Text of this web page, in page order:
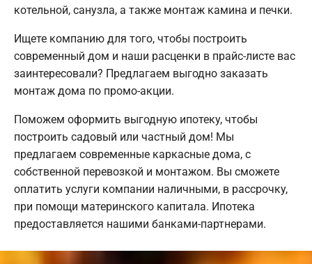
котельной, санузла, а также монтаж камина и печки.
Ищете компанию для того, чтобы построить
современный дом и наши расценки в прайс-листе вас
заинтересовали? Предлагаем выгодно заказать
монтаж дома по промо-акции.
Поможем оформить выгодную ипотеку, чтобы
построить садовый или частный дом! Мы
предлагаем современные каркасные дома, с
собственной перевозкой и монтажом. Вы сможете
оплатить услуги компании наличными, в рассрочку,
при помощи материнского капитала. Ипотека
предоставляется нашими банками-партнерами.